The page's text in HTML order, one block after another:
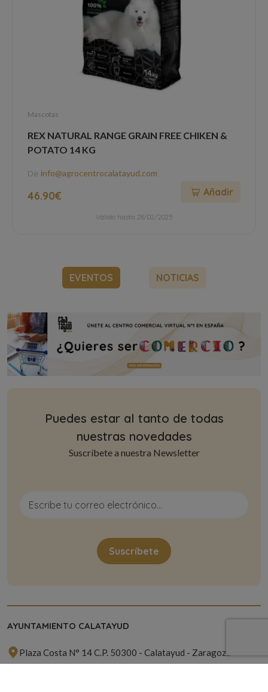
Mascotas
REX NATURAL RANGE GRAIN FREE CHIKEN &
POTATO 14 KG
De info@agrocentrocalatayud.com
46.90€ Añadir
Válido hasta 28/02/2025
EVENTOS NOTICIAS
Puedes estar al tanto de todas
nuestras novedades
Suscríbete a nuestra Newsletter
AYUNTAMIENTO CALATAYUD
Plaza Costa N° 14 C.P. 50300 - Calatayud - Zaragoza